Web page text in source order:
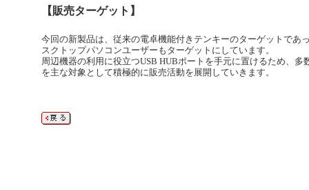
【販売ターゲット】
今回の新製品は、従来の電卓機能付きテンキーのターゲットであ
スクトップパソコンユーザーもターゲットにしています。
周辺機器の利用に役立つUSB HUBポートを手元に置けるため、
を主な対象として積極的に販売活動を展開していきます。